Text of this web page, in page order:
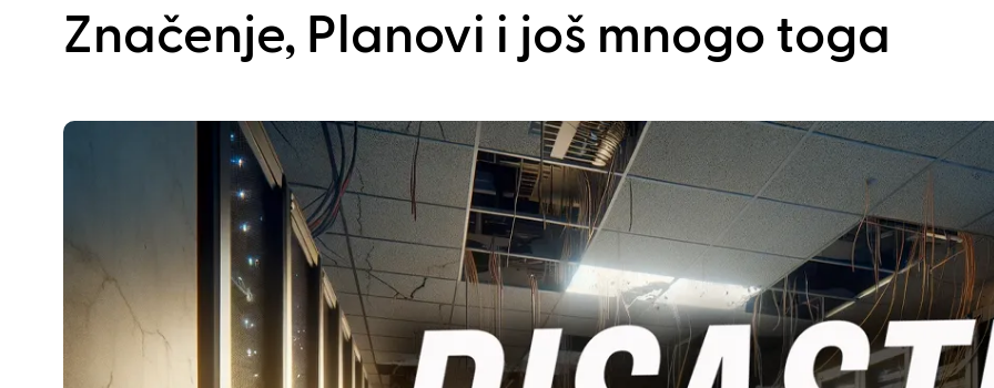
Značenje, Planovi i još mnogo toga